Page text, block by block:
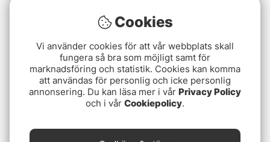
Cookies
Vi använder cookies för att vår webbplats skall
fungera så bra som möjligt samt för
marknadsföring och statistik. Cookies kan komma
att användas för personlig och icke personlig
annonsering. Du kan läsa mer i vår Privacy Policy
och i vår Cookiepolicy.